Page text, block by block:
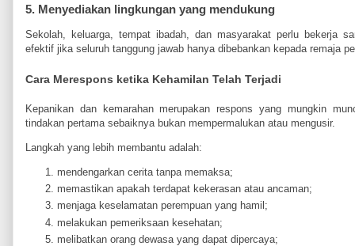
5. Menyediakan lingkungan yang mendukung
Sekolah, keluarga, tempat ibadah, dan masyarakat perlu bekerja
efektif jika seluruh tanggung jawab hanya dibebankan kepada remaja
Cara Merespons ketika Kehamilan Telah Terjadi
Kepanikan dan kemarahan merupakan respons yang mungkin
tindakan pertama sebaiknya bukan mempermalukan atau mengusir.
Langkah yang lebih membantu adalah:
mendengarkan cerita tanpa memaksa;
memastikan apakah terdapat kekerasan atau ancaman;
menjaga keselamatan perempuan yang hamil;
melakukan pemeriksaan kesehatan;
melibatkan orang dewasa yang dapat dipercaya;